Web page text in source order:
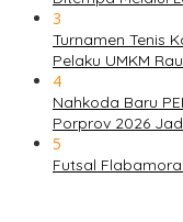
3
Turnamen Tenis
Pelaku UMKM
4
Nahkoda Baru
Porprov 2026
5
Futsal